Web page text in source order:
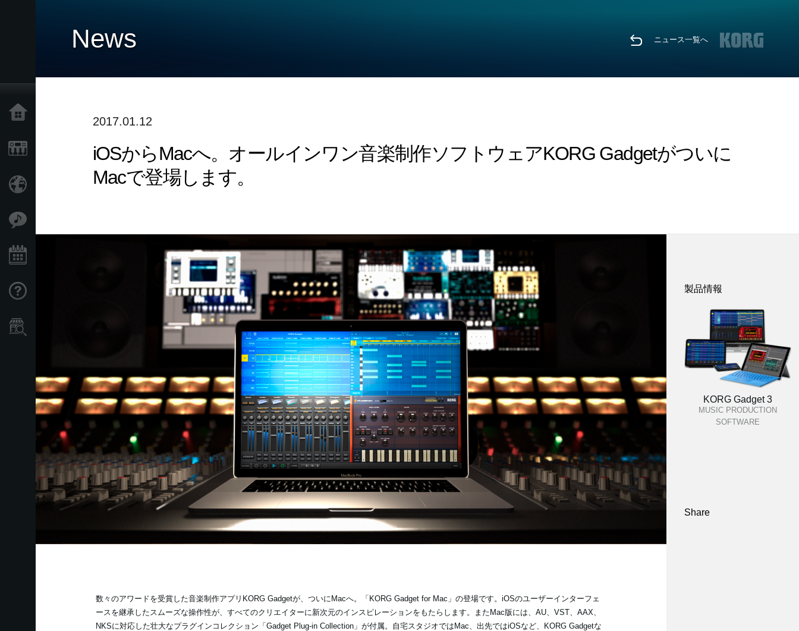
Import Products
News ニュース一覧へ
2017.01.12
iOSからMacへ。オールインワン音楽制作ソフトウェアKORG Gadgetがついに
Macで登場します。
数々のアワードを受賞した音楽制作アプリKORG Gadgetが、ついにMacへ。「KORG Gadget for Mac」の登場です。iOSのユーザーインターフェ
ースを継承したスムーズな操作性が、すべてのクリエイターに新次元のインスピレーションをもたらします。またMac版には、AU、VST、AAX、
NKSに対応した壮大なプラグインコレクション「Gadget Plug-in Collection」が付属。自宅スタジオではMac、出先ではiOSなど、KORG Gadgetな
製品情報
KORG Gadget 3
MUSIC PRODUCTION
SOFTWARE
Share